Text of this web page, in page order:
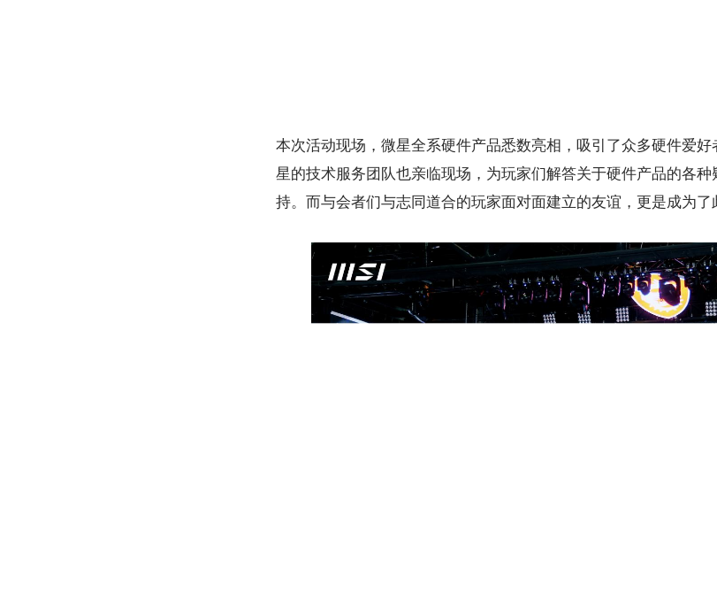
本次活动现场，微星全系硬件产品悉数亮相，吸引了众多硬件爱
星的技术服务团队也亲临现场，为玩家们解答关于硬件产品的各
持。而与会者们与志同道合的玩家面对面建立的友谊，更是成为了